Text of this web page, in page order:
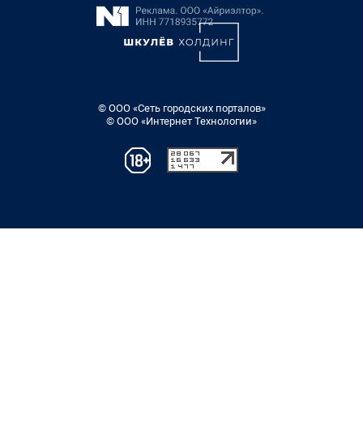
© ООО «Сеть городских порталов»
© ООО «Интернет Технологии»